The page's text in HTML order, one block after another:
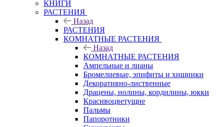
КНИГИ
РАСТЕНИЯ
Назад
РАСТЕНИЯ
КОМНАТНЫЕ РАСТЕНИЯ
Назад
КОМНАТНЫЕ РАСТЕНИЯ
Ампельные и лианы
Бромелиевые, эпифиты и хищники
Декоративно-лиственные
Драцены, нолины, кордилины, юкки
Красивоцветущие
Пальмы
Папоротники